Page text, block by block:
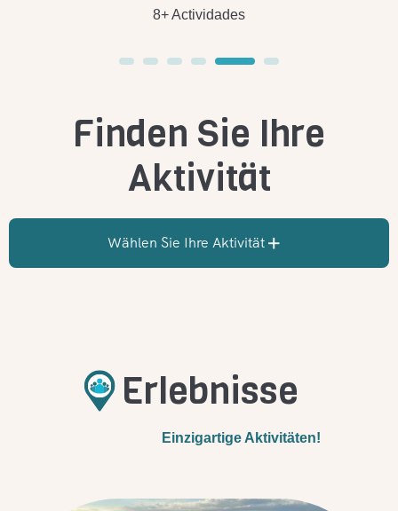
8+Actividades
Finden Sie Ihre
Aktivität
Wählen Sie Ihre Aktivität
Erlebnisse
Einzigartige Aktivitäten!